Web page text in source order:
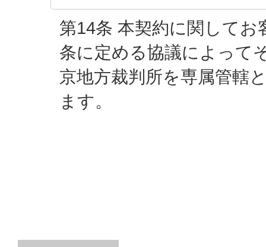
第14条 本契約に関してお
条に定める協議によって
京地方裁判所を専属管轄
ます。